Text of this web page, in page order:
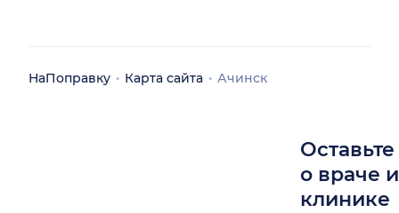
НаПоправку Карта сайта Ачинск
о враче
клинике